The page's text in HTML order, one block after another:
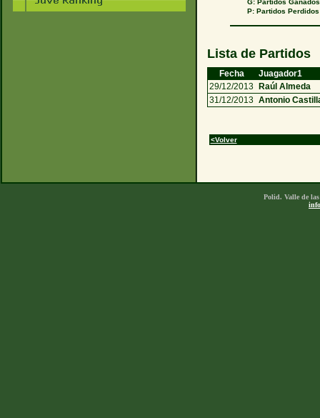
G: Partidos
P: Partidos Perdidos
Lista de Partidos
Fecha
Juagador1
29/12/2013
Raúl Almeda
31/12/2013 Antonio
<Volver
Polid. Valle de